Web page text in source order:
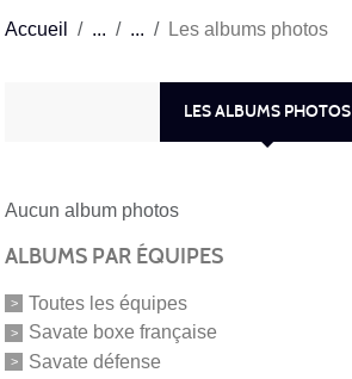
Accueil Les albums photos
LES ALBUMS PHOTOS
Aucun album photos
ALBUMS PAR ÉQUIPES
Toutes les équipes
Savate boxe française
Savate défense